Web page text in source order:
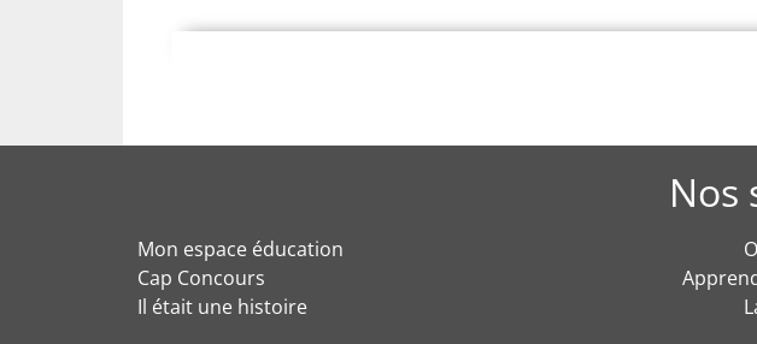
Nos
Mon espace éducation
Cap Concours
Il était une histoire